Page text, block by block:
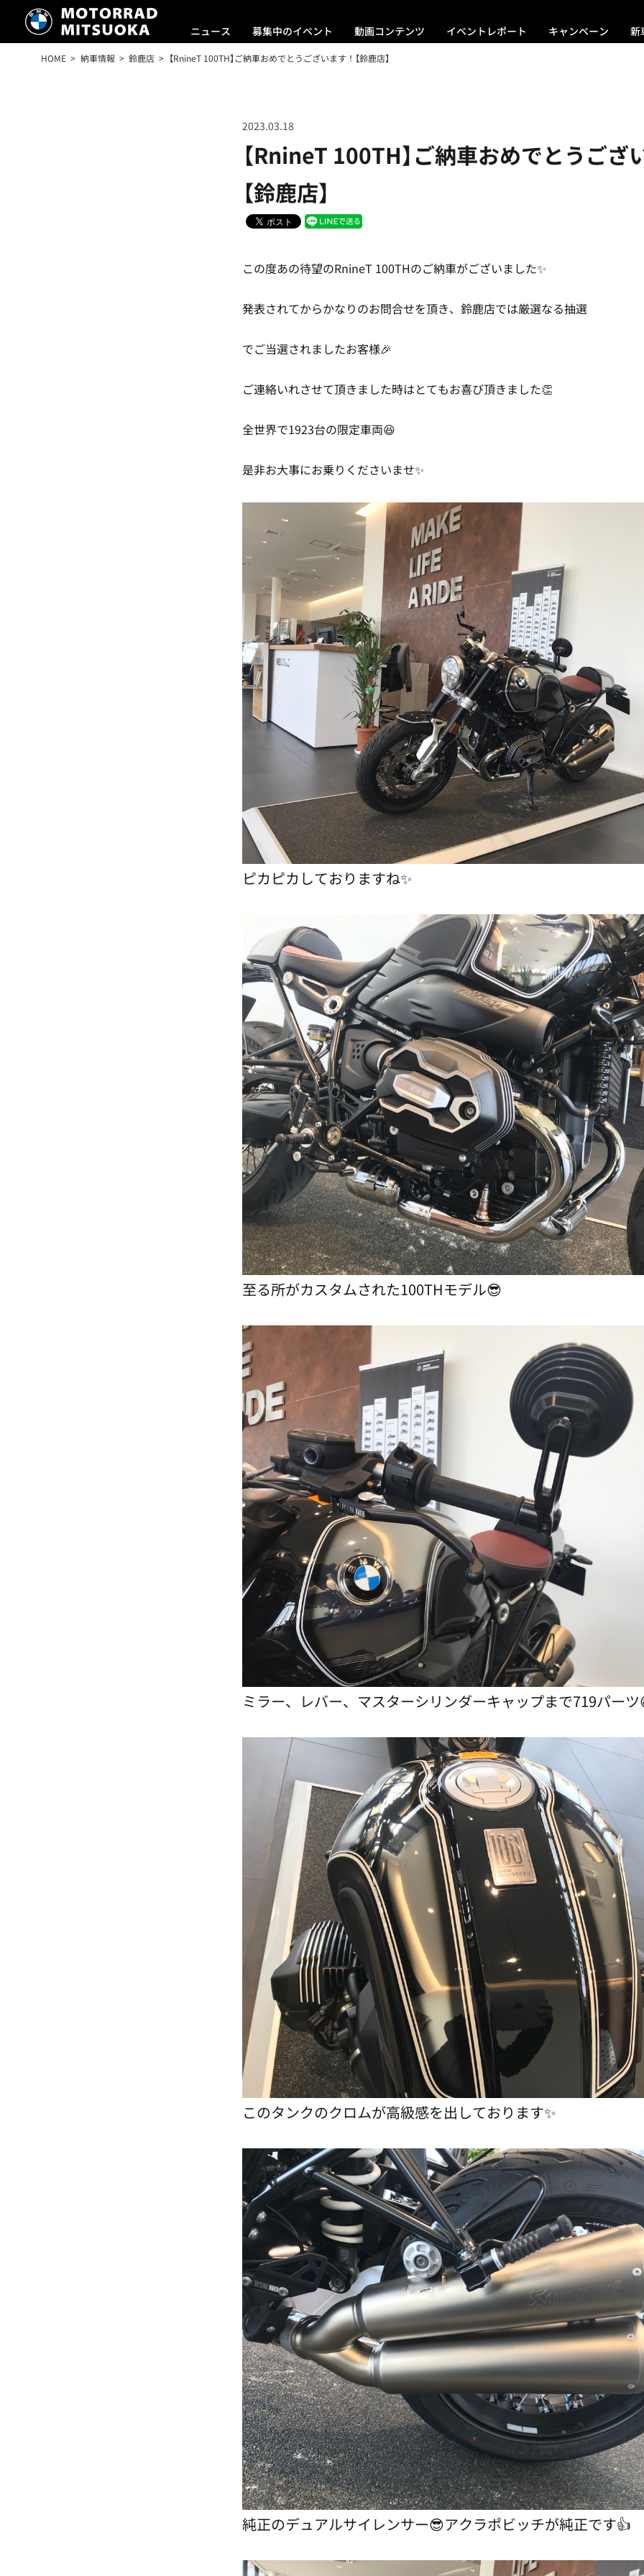
ニュース 募集中のイベント 動画コンテンツ イベントレポート キャンペーン 新
HOME 納車情報 鈴鹿店 【RnineT 100TH】ご納車おめでとうございます！【鈴鹿店】
【RnineT 100TH】ご納車おめでとうござ
【鈴鹿店】
2023.03.18
この度あの待望のRnineT 100THのご納車がございました✨
発表されてからかなりのお問合せを頂き、鈴鹿店では厳選なる抽選
でご当選されましたお客様🎉
ご連絡いれさせて頂きました時はとてもお喜び頂きました👏
全世界で1923台の限定車両😆
是非お大事にお乗りくださいませ✨
ピカピカしておりますね✨
至る所がカスタムされた100THモデル😎
ミラー、レバー、マスターシリンダーキャップまで719パー
このタンクのクロムが高級感を出しております✨
純正のデュアルサイレンサー😎アクラポビッチが純正です👍